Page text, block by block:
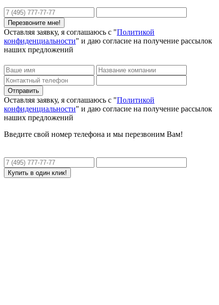
Оставляя заявку, я соглашаюсь с "Политикой
конфиденциальности" и даю согласие на получение рассылок
наших предложений
Оставляя заявку, я соглашаюсь с "Политикой
конфиденциальности" и даю согласие на получение рассылок
наших предложений
Введите свой номер телефона и мы перезвоним Вам!